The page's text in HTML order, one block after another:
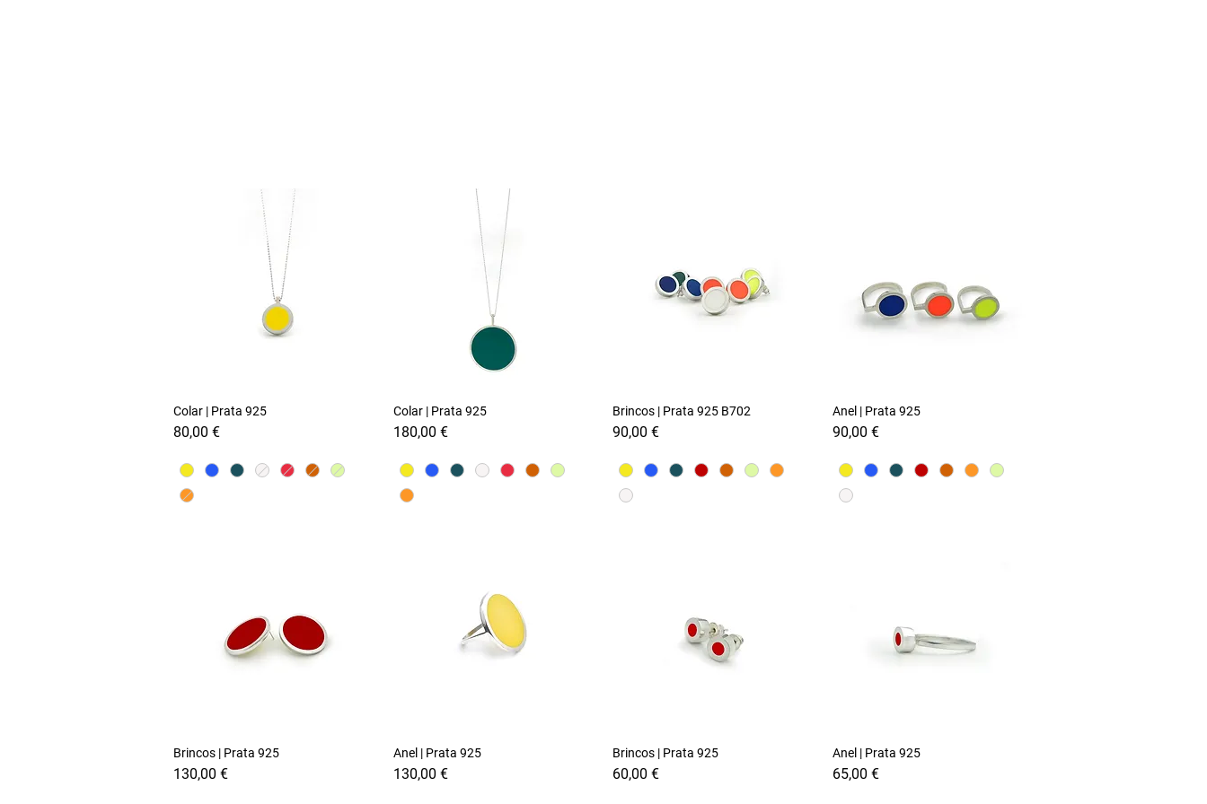
Visualização rápida
Colar | Prata 925
Preço
80,00 €
Visualização rápida
Colar | Prata 925
Preço
180,00 €
Visualização rápida
Brincos | Prata 925 B702
Preço
90,00 €
Visualização rápida
Anel | Prata 925
Preço
90,00 €
Visualização rápida
Brincos | Prata 925
Preço
130,00 €
Visualização rápida
Anel | Prata 925
Preço
130,00 €
Visualização rápida
Brincos | Prata 925
Preço
60,00 €
Visualização rápida
Anel | Prata 925
Preço
65,00 €